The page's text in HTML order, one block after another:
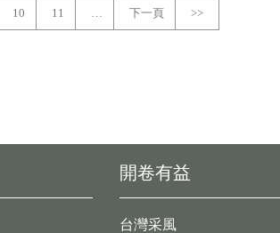
10 11 … 下一頁 >>
開卷有益
台灣采風